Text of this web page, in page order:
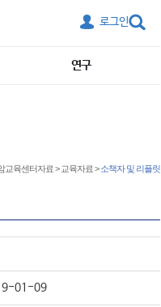
로그인
연구
교육센터자료 > 교육자료 >소책자 및 리플릿
01-09